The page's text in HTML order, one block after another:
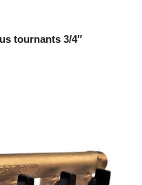
tournants 3/4″